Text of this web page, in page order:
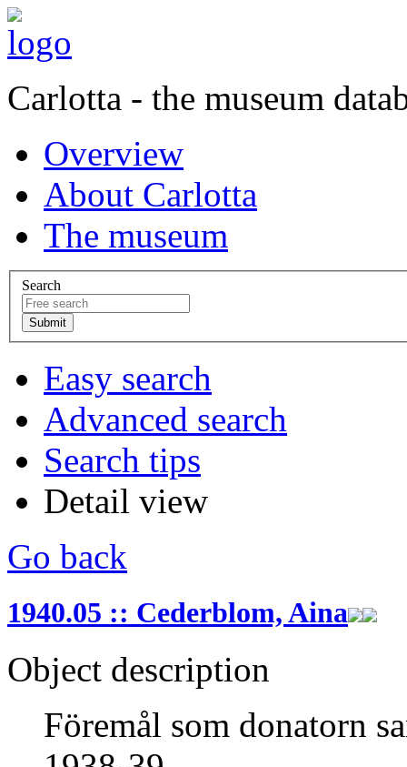
Carlotta - the museum
Overview
About Carlotta
The museum
Search
Easy search
Advanced search
Search tips
Detail view
Go back
1940.05 :: Cederblom, Aina
Object description
Föremål som donatorn